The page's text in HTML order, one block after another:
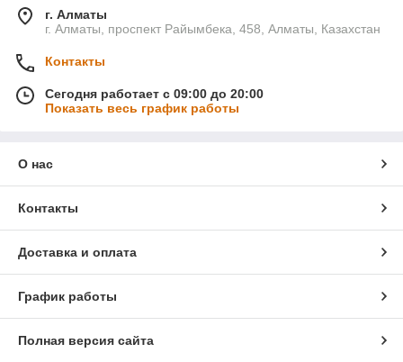
г. Алматы
г. Алматы, проспект Райымбека, 458, Алматы, Казахстан
Контакты
Сегодня работает с 09:00 до 20:00
Показать весь график работы
О нас
Контакты
Доставка и оплата
График работы
Полная версия сайта